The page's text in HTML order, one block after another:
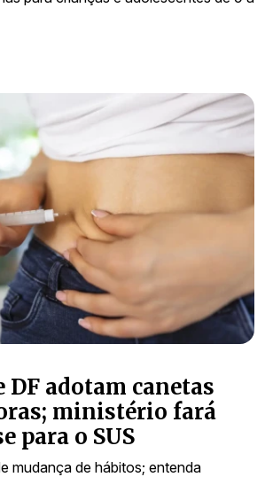
DF adotam canetas
ministério fará
para o SUS
mudança de hábitos; entenda